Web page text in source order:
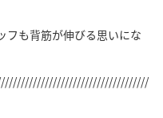
フも背筋が伸びる思いにな